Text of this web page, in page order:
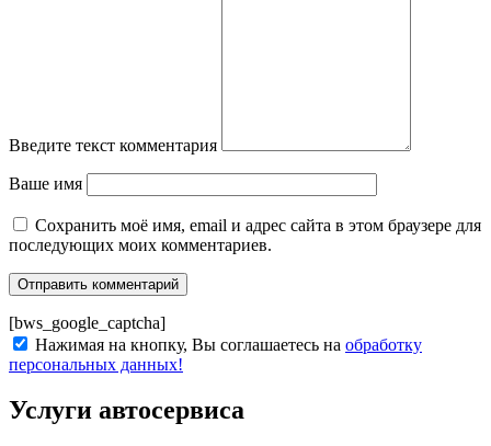
Введите текст комментария
Ваше имя
Сохранить моё имя, email и адрес сайта в этом браузере для
последующих моих комментариев.
[bws_google_captcha]
Нажимая на кнопку, Вы соглашаетесь на обработку
персональных данных!
Услуги автосервиса